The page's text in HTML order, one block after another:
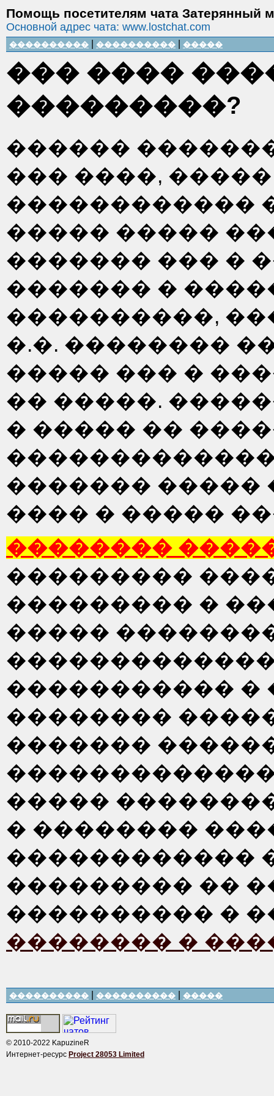
Помощь посетителям чата Затерянный
Основной адрес чата: www.lostchat.com
���������� ���������� �����
��� ����
���������?
������
��� ����,
������������
����� �����
������� ��� �
������� �
����������,
�.�. ��������
����� ��� �
�� �����.
� ����� ��
������� �����
���� � �����
��������
���������
��������� �
�����
����������� �
��������
�������
�����
� ��������
������������
��������� ��
���������� �
�������� �
���������� ���������� �����
© 2010-2022 KapuzineR
Интернет-ресурс Project 28053 Limited